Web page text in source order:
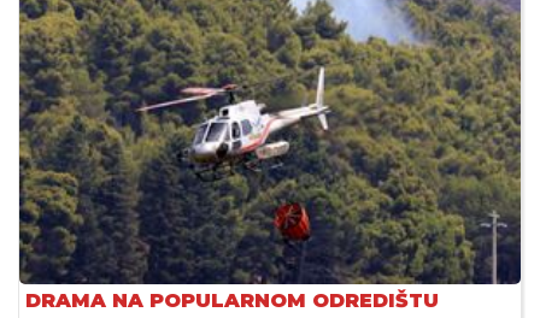
DRAMA NA POPULARNOM ODREDIŠTU